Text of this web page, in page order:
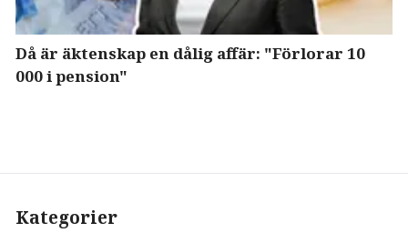
Då är äktenskap en dålig affär: "Förlorar 10
000 i pension"
Kategorier